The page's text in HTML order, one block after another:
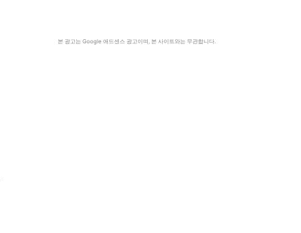
본 광고는 Google 애드센스 광고이며, 본 사이트와는 무관합니다.